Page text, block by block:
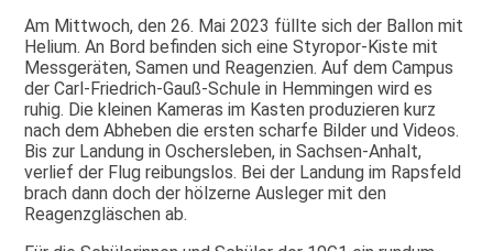
Am Mittwoch, den 26. Mai 2023 füllte sich der Ballon mit
Helium. An Bord befinden sich eine Styropor-Kiste mit
Messgeräten, Samen und Reagenzien. Auf dem Campus
der Carl-Friedrich-Gauß-Schule in Hemmingen wird es
ruhig. Die kleinen Kameras im Kasten produzieren kurz
nach dem Abheben die ersten scharfe Bilder und Videos.
Bis zur Landung in Oschersleben, in Sachsen-Anhalt,
verlief der Flug reibungslos. Bei der Landung im Rapsfeld
brach dann doch der hölzerne Ausleger mit den
Reagenzgläschen ab.